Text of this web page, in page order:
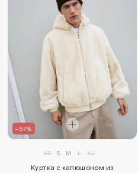
–57%
XS S M L XL
Куртка с капюшоном из